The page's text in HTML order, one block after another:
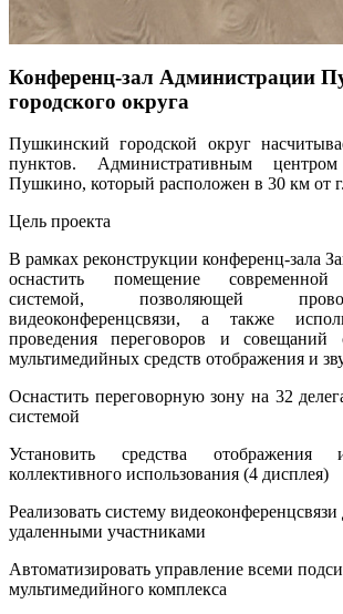
Конференц-зал Администрации
городского округа
Пушкинский городской округ
пунктов. Административным
Пушкино, который расположен в 30 км от
Цель проекта
В рамках реконструкции конференц-зала
оснастить помещение современной
системой, позволяющей
видеоконференцсвязи, а также
проведения переговоров и совещаний
мультимедийных средств отображения и
Оснастить переговорную зону на 32
системой
Установить средства отображения
коллективного использования (4 дисплея)
Реализовать систему
удаленными участниками
Автоматизировать управление всеми
мультимедийного комплекса